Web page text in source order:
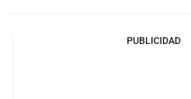
PUBLICIDAD